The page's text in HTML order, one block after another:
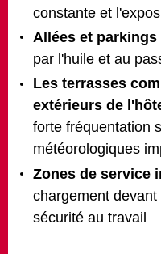
constante et
Allées et parkings
par l'huile et au
Les terrasses
extérieurs de
forte fréquentation
météorologiques
Zones de service
chargement
sécurité au travail